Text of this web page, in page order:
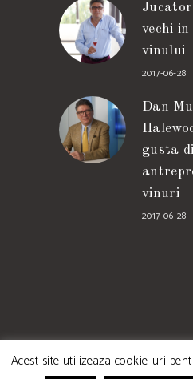
vechi
vinului
2017-06-28
Dan
gusta
vinuri
2017-06-28
domaine-muntean.com
Acest site utilizeaza cookie-uri